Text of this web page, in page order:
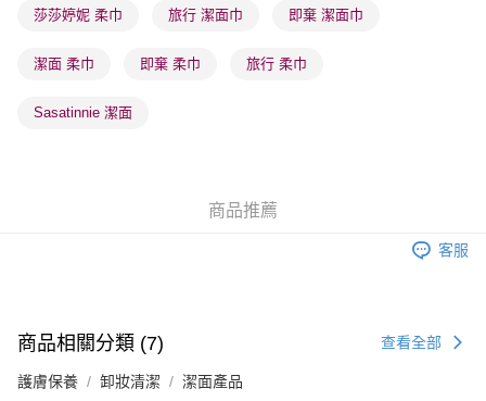
物流公司進行物流配送
澳門地區配送 - 確認發貨後1-4個工作天送達 運費表
莎莎婷妮 柔巾 旅行 潔面巾 即棄 潔面巾
潔面 柔巾 即棄 柔巾 旅行 柔巾
Sasatinnie 潔面
商品推薦
客服
商品相關分類 (7) 查看全部
護膚保養 卸妝清潔 潔面產品